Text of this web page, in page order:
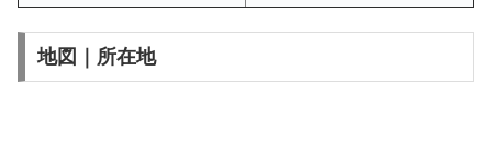
地図｜所在地